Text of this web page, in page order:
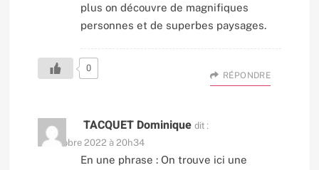
plus on découvre de magnifiques
personnes et de superbes paysages.
0
RÉPONDRE
TACQUET Dominique dit :
17 octobre 2022 à 20h34
En une phrase : On trouve ici une